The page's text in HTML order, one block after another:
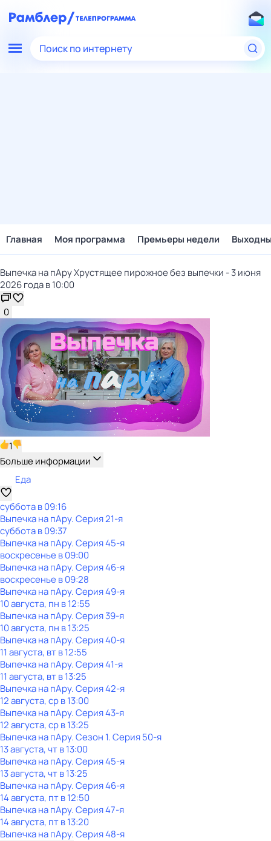
Поиск по интернету
Главная Моя программа Премьеры недели
Выпечка на пАру Хрустящее пирожное без выпечки - 3 июня
2026 года в 10:00
0
1
Больше информации
Еда
субботав09:16
Выпечка на пАру. Серия 21-я
субботав09:37
Выпечка на пАру. Серия 45-я
воскресенье в09:00
Выпечка на пАру. Серия 46-я
воскресенье в09:28
Выпечка на пАру. Серия 49-я
10 августа, пн в 12:55
Выпечка на пАру. Серия 39-я
10 августа, пн в 13:25
Выпечка на пАру. Серия 40-я
11 августа, вт в 12:55
Выпечка на пАру. Серия 41-я
11 августа, вт в 13:25
Выпечка на пАру. Серия 42-я
12 августа, ср в 13:00
Выпечка на пАру. Серия 43-я
12 августа, ср в 13:25
Выпечка на пАру. Сезон 1. Серия 50-я
13 августа, чт в 13:00
Выпечка на пАру. Серия 45-я
13 августа, чт в 13:25
Выпечка на пАру. Серия 46-я
14 августа, пт в 12:50
Выпечка на пАру. Серия 47-я
14 августа, пт в 13:20
Выпечка на пАру. Серия 48-я